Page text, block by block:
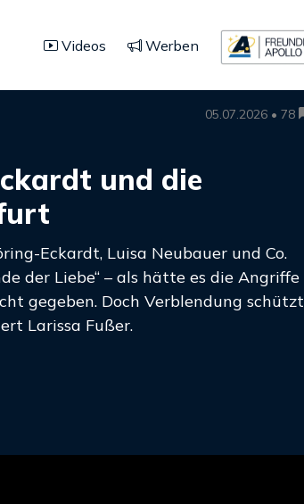
Videos Werben
05.07.2026 • 78
und die
Eckardt, Luisa Neubauer und Co.
der Liebe“ – als hätte es die Angriffe
gegeben. Doch Verblendung schützt
Larissa Fußer.